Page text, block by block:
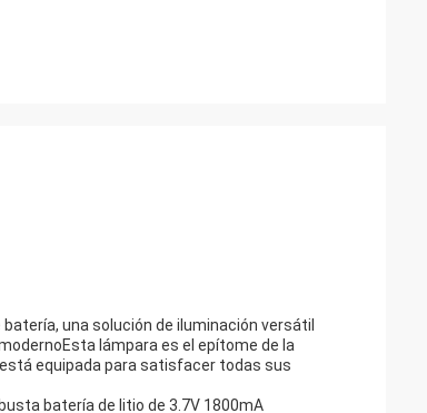
una solución de iluminación versátil
lámpara es el epítome de la
equipada para satisfacer todas sus
batería de litio de 3.7V 1800mA